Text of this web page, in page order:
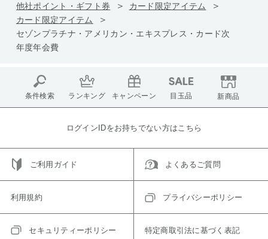
他社ポイント・ギフト券
カード限定アイテム
カード限定アイテム
セゾンプラチナ・アメリカン・エキスプレス・カード次
年度年会費
条件検索 ランキング キャンペーン 目玉品 新商品
ログインIDをお持ちでない方はこちら
ご利用ガイド よくあるご質問
利用規約 プライバシーポリシー
セキュリティーポリシー 特定商取引法に基づく表記